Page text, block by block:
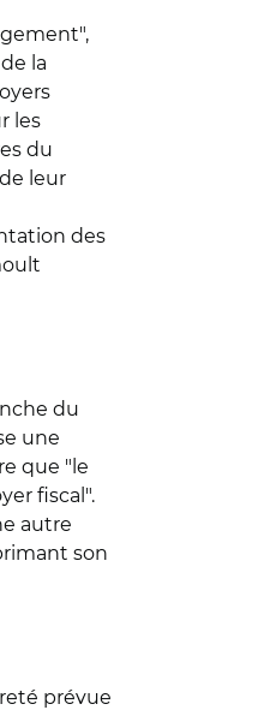
la
les
du
leur
des
du
une
que "le
fiscal".
autre
son
prévue